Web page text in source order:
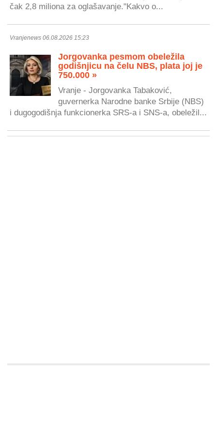
čak 2,8 miliona za oglašavanje."Kakvo o...
Vranjenews 06.08.2026 15:23
Jorgovanka pesmom obeležila
godišnjicu na čelu NBS, plata joj je
750.000 »
Vranje - Jorgovanka Tabaković,
guvernerka Narodne banke Srbije (NBS)
i dugogodišnja funkcionerka SRS-a i SNS-a, obeležil...